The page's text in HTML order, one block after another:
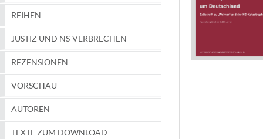
REIHEN
JUSTIZ UND NS-VERBRECHEN
REZENSIONEN
VORSCHAU
AUTOREN
TEXTE ZUM DOWNLOAD